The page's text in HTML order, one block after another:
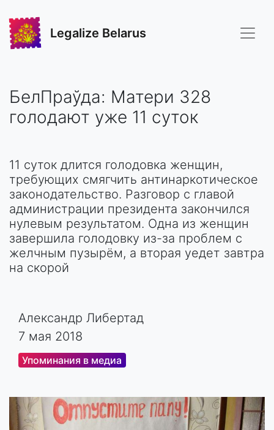
Legalize Belarus
БелПраўда: Матери 328
голодают уже 11 суток
11 суток длится голодовка женщин,
требующих смягчить антинаркотическое
законодательство. Разговор с главой
администрации президента закончился
нулевым результатом. Одна из женщин
завершила голодовку из-за проблем с
желчным пузырём, а вторая уедет завтра
на скорой
Александр Либертад
7 мая 2018
Упоминания в медиа